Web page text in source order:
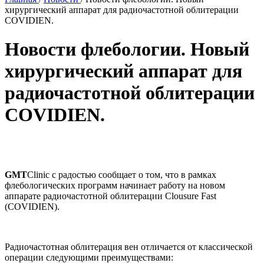
хирургический аппарат для радиочастотной облитерации
COVIDIEN.
Новости флебологии. Новый
хирургический аппарат для
радиочастотной облитерации
COVIDIEN.
GMTClinic с радостью сообщает о том, что в рамках
флебологических программ начинает работу на новом
аппарате радиочастотной облитерации Clousure Fast
(COVIDIEN).
Радиочастотная облитерация вен отличается от классической
операции следующими преимуществами: